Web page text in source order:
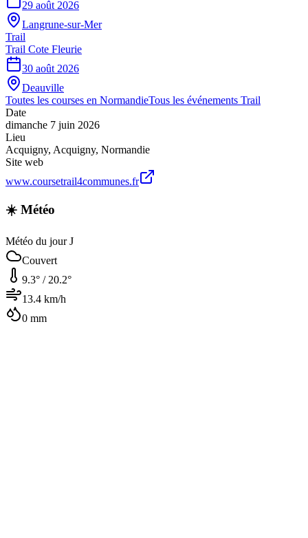
29 août 2026
Langrune-sur-Mer
Trail
Trail Cote Fleurie
30 août 2026
Deauville
Toutes les courses en NormandieTous les événements Trail
Date
dimanche 7 juin 2026
Lieu
Acquigny, Acquigny, Normandie
Site web
www.coursetrail4communes.fr
☀️ Météo
Météo du jour J
Couvert
9.3° / 20.2°
13.4 km/h
0 mm